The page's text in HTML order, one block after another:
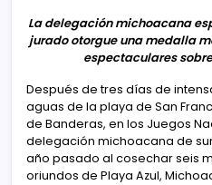
La delegación michoacana
jurado otorgue una medalla
espectaculares
Después de tres días de
aguas de la playa de San
de Banderas, en los Juegos
delegación michoacana de
año pasado al cosechar seis
oriundos de Playa Azul,